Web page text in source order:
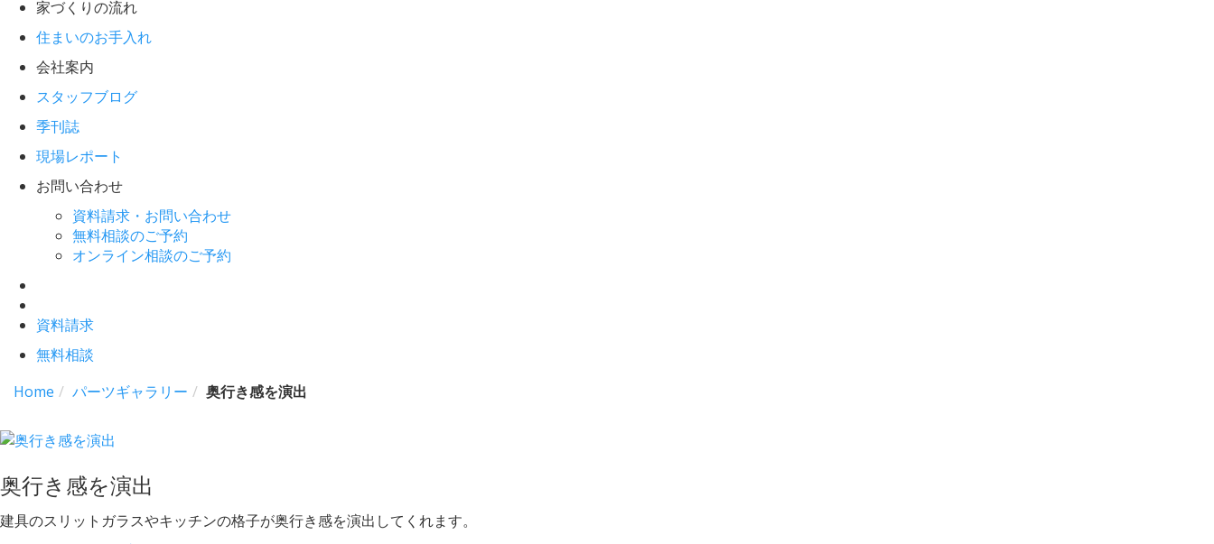
家づくりの流れ
住まいのお手入れ
会社案内
スタッフブログ
季刊誌
現場レポート
お問い合わせ
資料請求・お問い合わせ
無料相談のご予約
オンライン相談のご予約
資料請求
無料相談
Home
パーツギャラリー 奥行き感を演出
奥行き感を演出
建具のスリットガラスやキッチンの格子が奥行き感を演出してくれます。